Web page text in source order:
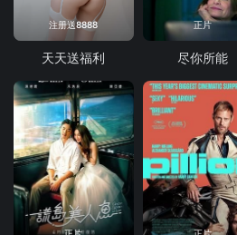
注册送8888
天天送福利
正片
尽你所能
正片 正片